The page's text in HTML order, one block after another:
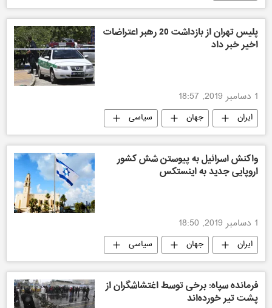
پلیس تهران از بازداشت 20 رهبر اعتراضات
اخیر خبر داد
1 دسامبر 2019, 18:57
ایران جهان سیاسی
واکنش اسرائیل به پیوستن شش کشور
اروپایی جدید به اینستکس
1 دسامبر 2019, 18:50
ایران جهان سیاسی
فرمانده سپاه: برخی توسط اغتشاشگران از
پشت تیر خورده‌اند